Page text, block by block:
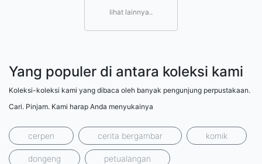
lihat lainnya..
Yang populer di antara koleksi kami
Koleksi-koleksi kami yang dibaca oleh banyak pengunjung perpustakaan.
Cari. Pinjam. Kami harap Anda menyukainya
cerpen cerita bergambar komik
dongeng petualangan